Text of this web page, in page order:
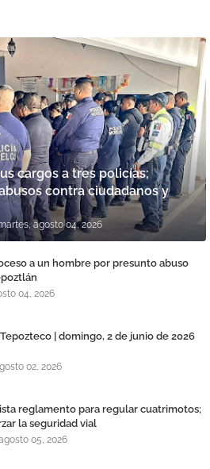
cargos a tres policías;
contra ciudadanos y
agosto 04, 2026
a un hombre por presunto abuso
04, 2026
| domingo, 2 de junio de 2026
02, 2026
reglamento para regular cuatrimotos;
la seguridad vial
05, 2026